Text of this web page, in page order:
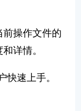
操作文件的
详情。
快速上手。